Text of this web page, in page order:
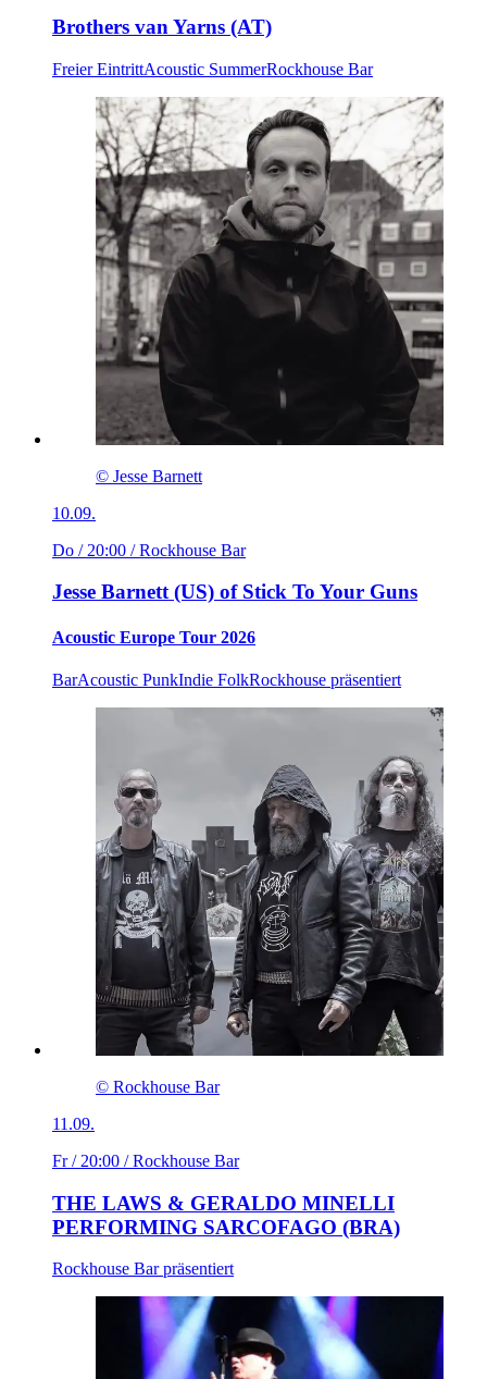
Brothers van Yarns (AT)
Freier EintrittAcoustic SummerRockhouse Bar
© Jesse Barnett
10.09.
Do / 20:00 / Rockhouse Bar
Jesse Barnett (US) of Stick To Your Guns
Acoustic Europe Tour 2026
BarAcoustic PunkIndie FolkRockhouse präsentiert
© Rockhouse Bar
11.09.
Fr / 20:00 / Rockhouse Bar
THE LAWS & GERALDO MINELLI
PERFORMING SARCOFAGO (BRA)
Rockhouse Bar präsentiert